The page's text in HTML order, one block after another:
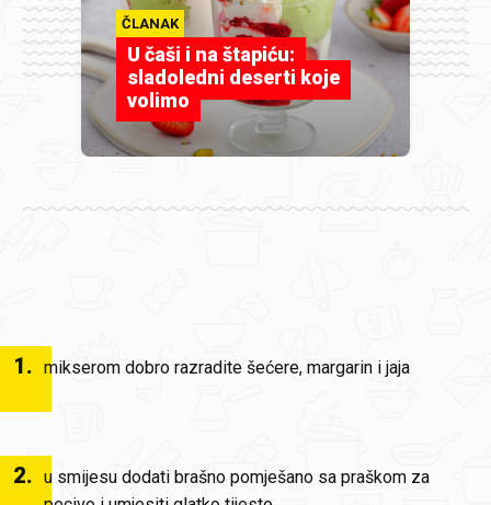
ČLANAK
U čaši i na štapiću:
sladoledni deserti koje
volimo
1. mikserom dobro razradite šećere, margarin i jaja
2. u smijesu dodati brašno pomješano sa praškom za